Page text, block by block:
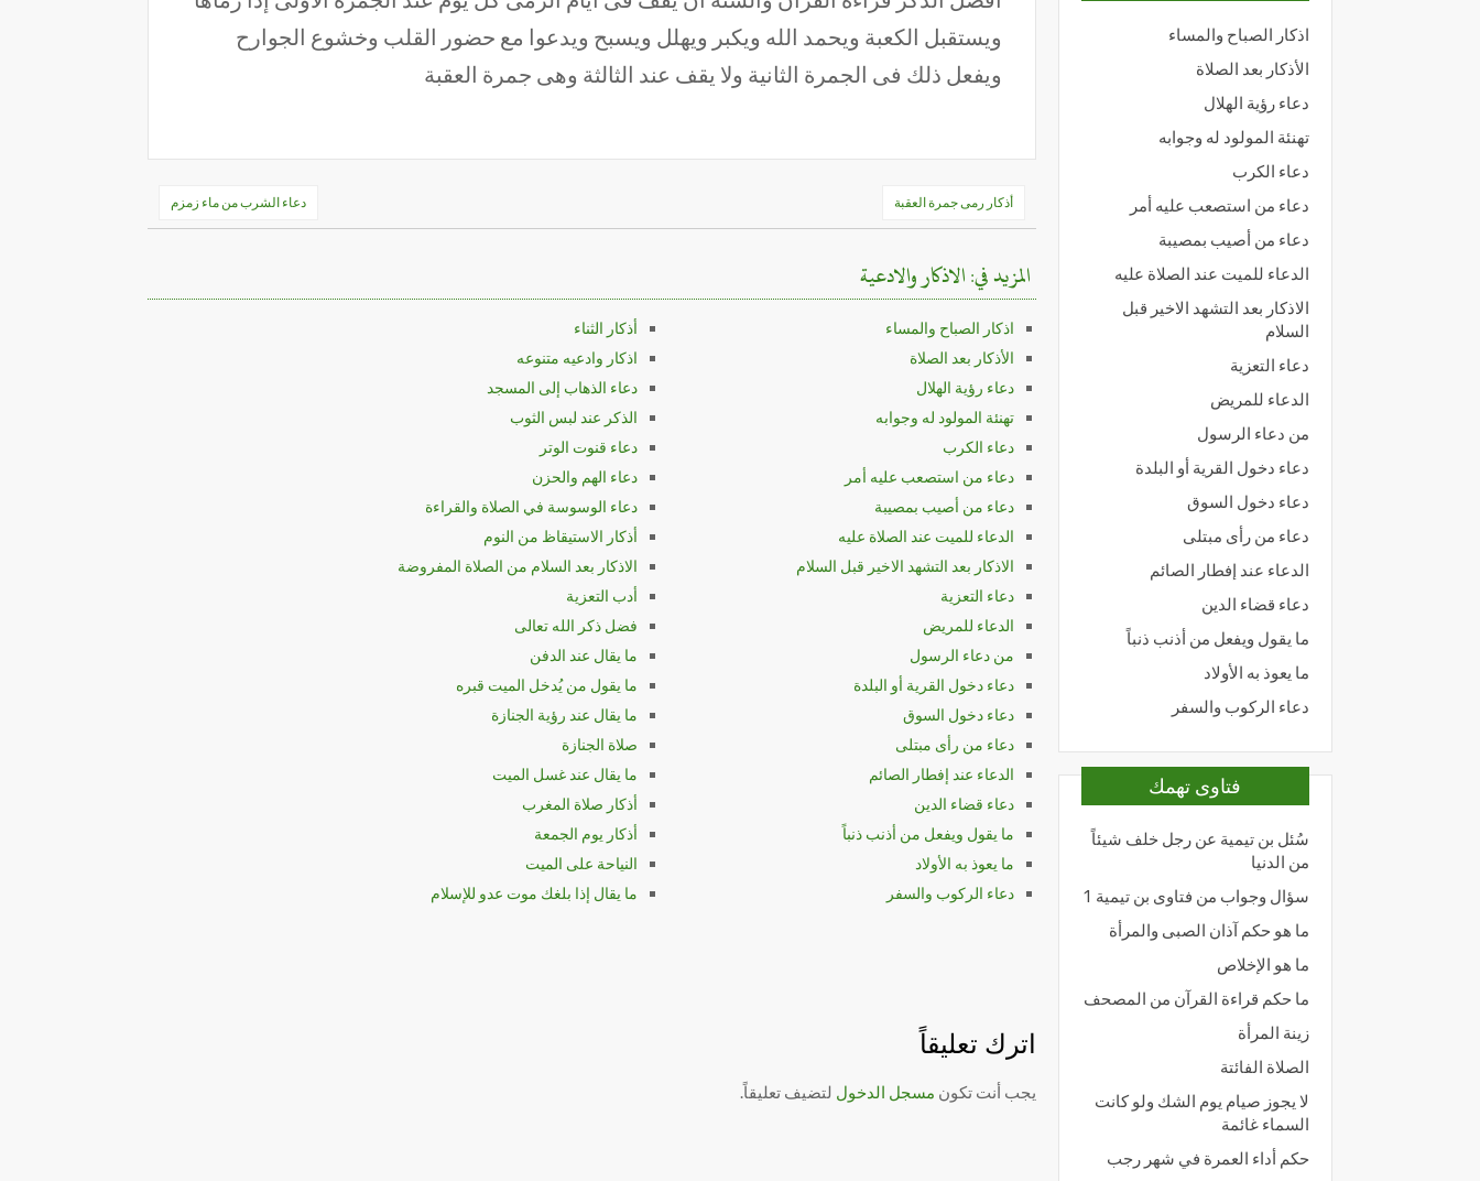
ويستقبل الكعبة ويحمد الله ويكبر ويهلل ويسبح ويدعوا مع حضور القلب وخشوع الجوارح
ويفعل ذلك فى الجمرة الثانية ولا يقف عند الثالثة وهى جمرة العقبة
تصفّح
المقالات
أذكار رمى جمرة العقبة دعاء الشرب من ماء زمزم
المزيد في: الاذكار والادعية
اذكار الصباح والمساء
الأذكار بعد الصلاة
دعاء رؤية الهلال
تهنئة المولود له وجوابه
دعاء الكرب
دعاء من استصعب عليه أمر
دعاء من أصيب بمصيبة
الدعاء للميت عند الصلاة عليه
الاذكار بعد التشهد الاخير قبل السلام
دعاء التعزية
الدعاء للمريض
من دعاء الرسول
دعاء دخول القرية أو البلدة
دعاء دخول السوق
دعاء من رأى مبتلى
الدعاء عند إفطار الصائم
دعاء قضاء الدين
ما يقول ويفعل من أذنب ذنباً
ما يعوذ به الأولاد
دعاء الركوب والسفر
أذكار الثناء
اذكار وادعيه متنوعه
دعاء الذهاب إلى المسجد
الذكر عند لبس الثوب
دعاء قنوت الوتر
دعاء الهم والحزن
دعاء الوسوسة في الصلاة والقراءة
أذكار الاستيقاظ من النوم
الاذكار بعد السلام من الصلاة المفروضة
أدب التعزية
فضل ذكر الله تعالى
ما يقال عند الدفن
ما يقول من يُدخل الميت قبره
ما يقال عند رؤية الجنازة
صلاة الجنازة
ما يقال عند غسل الميت
أذكار صلاة المغرب
أذكار يوم الجمعة
النياحة على الميت
ما يقال إذا بلغك موت عدو للإسلام
اترك تعليقاً
يجب أنت تكون مسجل الدخول لتضيف تعليقاً.
اذكار الصباح والمساء
الأذكار بعد الصلاة
دعاء رؤية الهلال
تهنئة المولود له وجوابه
دعاء الكرب
دعاء من استصعب عليه أمر
دعاء من أصيب بمصيبة
الدعاء للميت عند الصلاة عليه
الاذكار بعد التشهد الاخير قبل
السلام
دعاء التعزية
الدعاء للمريض
من دعاء الرسول
دعاء دخول القرية أو البلدة
دعاء دخول السوق
دعاء من رأى مبتلى
الدعاء عند إفطار الصائم
دعاء قضاء الدين
ما يقول ويفعل من أذنب ذنباً
ما يعوذ به الأولاد
دعاء الركوب والسفر
فتاوى تهمك
سُئل بن تيمية عن رجل خلف شيئاً
من الدنيا
سؤال وجواب من فتاوى بن تيمية 1
ما هو حكم آذان الصبى والمرأة
ما هو الإخلاص
ما حكم قراءة القرآن من المصحف
زينة المرأة
الصلاة الفائتة
لا يجوز صيام يوم الشك ولو كانت
السماء غائمة
حكم أداء العمرة في شهر رجب